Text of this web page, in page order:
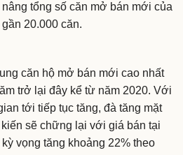
tổng số căn mở bán mới của
20.000 căn.
căn hộ mở bán mới cao nhất
trở lại đây kể từ năm 2020. Với
tới tiếp tục tăng, đà tăng mặt
sẽ chững lại với giá bán tại
vọng tăng khoảng 22% theo